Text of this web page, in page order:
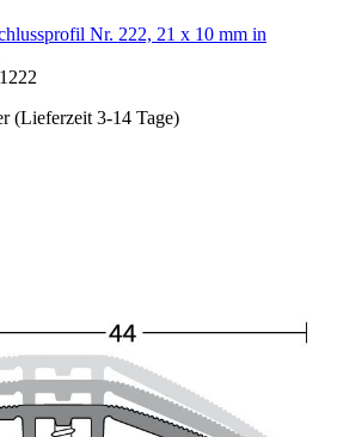
Nr. 222, 21 x 10 mm in
(Lieferzeit 3-14 Tage)